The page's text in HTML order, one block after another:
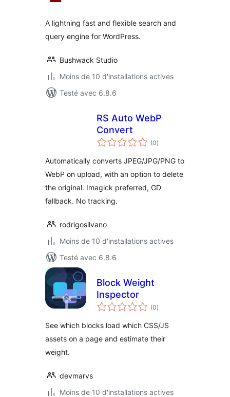
A lightning fast and flexible search and
query engine for WordPress.
Bushwack Studio
Moins de 10 d'installations actives
Testé avec 6.8.6
RS Auto WebP
Convert
(0notes
en
)
Automatically converts JPEG/JPG/PNG to
WebP on upload, with an option to delete
the original. Imagick preferred, GD
fallback. No tracking.
rodrigosilvano
Moins de 10 d'installations actives
Testé avec 6.8.6
Block Weight
Inspector
(0notes
en
)
See which blocks load which CSS/JS
assets on a page and estimate their
weight.
devmarvs
Moins de 10 d'installations actives